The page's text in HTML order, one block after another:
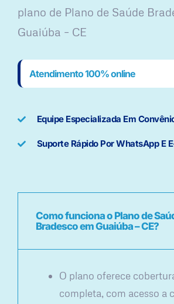
plano ​de Plano de Saúde
Guaiúba – CE
Atendimento 100% online
Equipe Especializada Em
Suporte Rápido Por WhatsApp E
Como funciona o Plano de
Bradesco em Guaiúba – CE?
O plano oferece
completa, com acesso a